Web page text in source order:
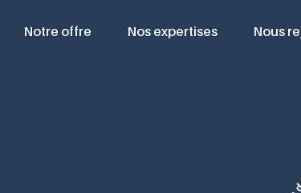
Notre offre Nos expertises Nous